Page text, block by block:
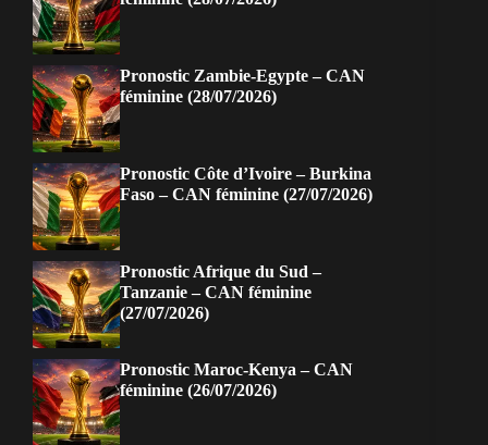
Pronostic Zambie-Egypte – CAN
féminine (28/07/2026)
Pronostic Côte d’Ivoire – Burkina
Faso – CAN féminine (27/07/2026)
Pronostic Afrique du Sud –
Tanzanie – CAN féminine
(27/07/2026)
Pronostic Maroc-Kenya – CAN
féminine (26/07/2026)